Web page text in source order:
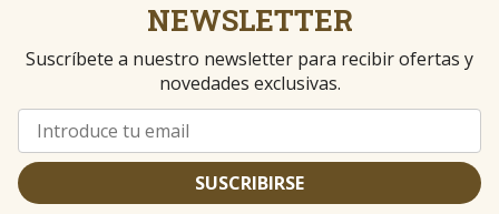
NEWSLETTER
Suscríbete a nuestro newsletter para recibir ofertas y
novedades exclusivas.
SUSCRIBIRSE